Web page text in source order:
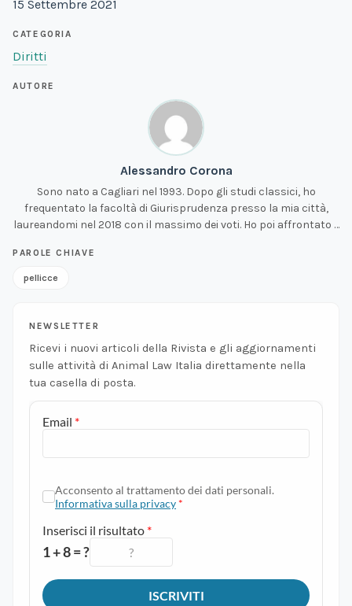
15 Settembre 2021
CATEGORIA
Diritti
AUTORE
Alessandro Corona
Sono nato a Cagliari nel 1993. Dopo gli studi classici, ho
frequentato la facoltà di Giurisprudenza presso la mia città,
laureandomi nel 2018 con il massimo dei voti. Ho poi affrontato il
gli uffici giudiziari ed esame di stato. La passione per la
questione animale è insorta dopo essermi imbattuto in alcuni
cui è vittima la maggior parte delle persone. Credo nel dovere
PAROLE CHIAVE
pellicce
NEWSLETTER
Ricevi i nuovi articoli della Rivista e gli aggiornamenti
sulle attività di Animal Law Italia direttamente nella
tua casella di posta.